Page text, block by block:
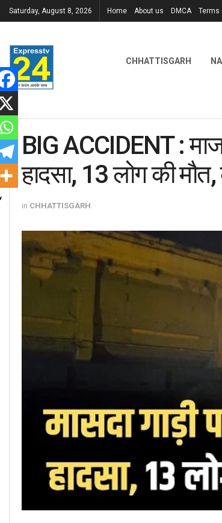
Saturday, August 8, 2026 Home About us DMCA Terms
CHHATTISGARH
BIG ACCIDENT :
हादसा, 13 लोग की
in CHHATTISGARH